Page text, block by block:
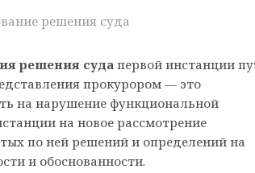
решения суда
решения суда первой инстанции
прокурором — это
на нарушение функциональной
на новое рассмотрение
по ней решений и определений на
и обоснованности.